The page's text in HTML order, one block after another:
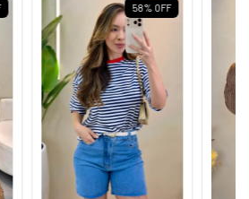
58% OFF